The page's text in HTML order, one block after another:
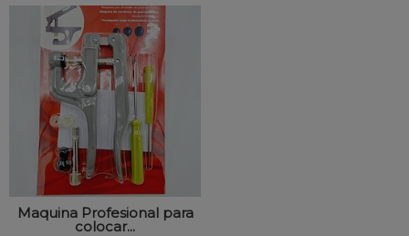
Maquina Profesional para
colocar...